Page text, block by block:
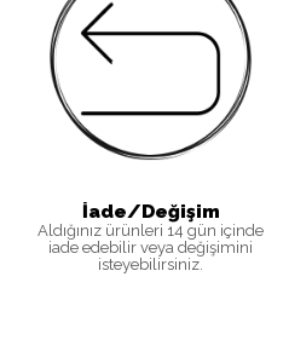
İade/Değişim
Aldığınız ürünleri 14 gün içinde
iade edebilir veya değişimini
isteyebilirsiniz